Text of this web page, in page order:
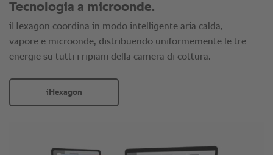
Tecnologia a microonde.
iHexagon coordina in modo intelligente aria calda,
vapore e microonde, distribuendo uniformemente le tre
energie su tutti i ripiani della camera di cottura.
iHexagon